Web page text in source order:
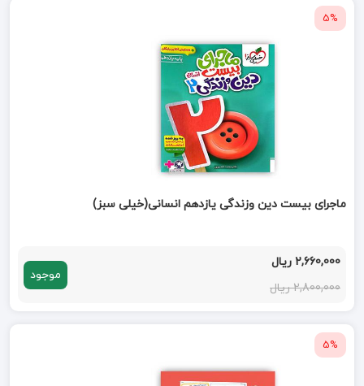
5%
ماجرای بیست دین وزندگی یازدهم انسانی(خیلی سبز)
2,660,000 ریال
2,800,000 ریال
موجود
5%